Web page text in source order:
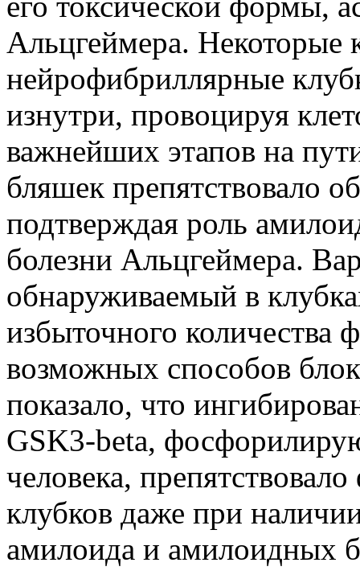
Альцгеймера. Некоторые
нейрофибриллярные
изнутри, провоцируя
важнейших этапов на
бляшек препятствовало
подтверждая роль
болезни Альцгеймера.
обнаруживаемый в
избыточного количества
возможных способов
показало, что
GSK3-beta,
человека,
клубков даже при
амилоида и амилоидных